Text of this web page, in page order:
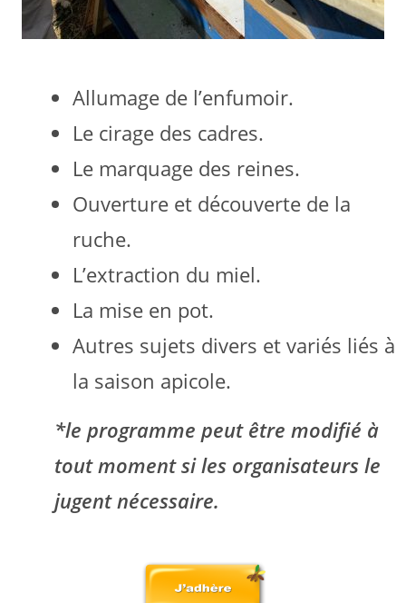
Allumage de l’enfumoir.
Le cirage des cadres.
Le marquage des reines.
Ouverture et découverte de la
ruche.
L’extraction du miel.
La mise en pot.
Autres sujets divers et variés liés à
la saison apicole.
*le programme peut être modifié à
tout moment si les organisateurs le
jugent nécessaire.